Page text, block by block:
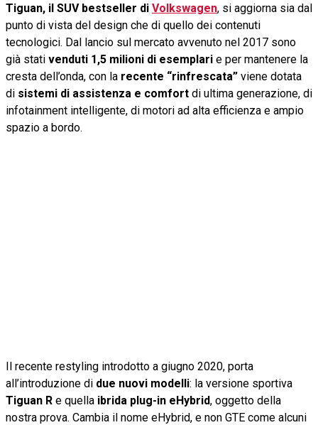
Tiguan, il SUV bestseller di Volkswagen, si aggiorna sia dal
punto di vista del design che di quello dei contenuti
tecnologici. Dal lancio sul mercato avvenuto nel 2017 sono
già stati venduti 1,5 milioni di esemplari e per mantenere la
cresta dell’onda, con la recente “rinfrescata” viene dotata
di sistemi di assistenza e comfort di ultima generazione, di
infotainment intelligente, di motori ad alta efficienza e ampio
spazio a bordo.
Il recente restyling introdotto a giugno 2020, porta
all’introduzione di due nuovi modelli: la versione sportiva
Tiguan R e quella ibrida plug-in eHybrid, oggetto della
nostra prova. Cambia il nome eHybrid, e non GTE come alcuni